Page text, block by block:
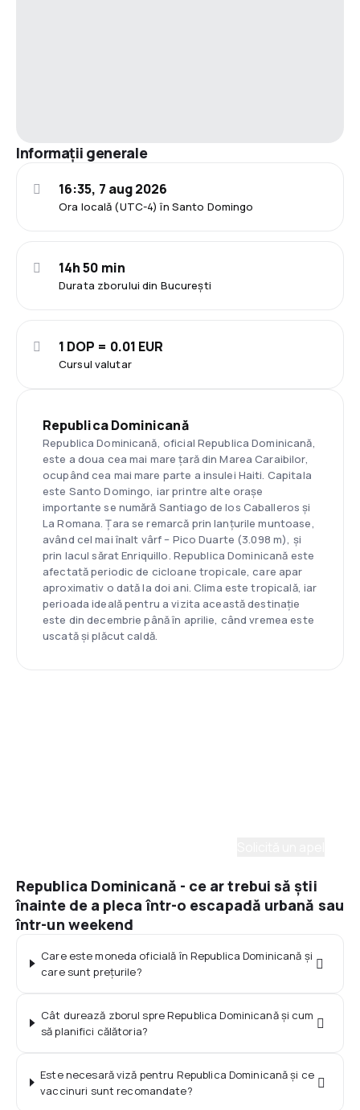
Informații generale
Ora locală (UTC-4) în Santo Domingo
16:35, 7 aug 2026
Durata zborului din București
14h 50 min
Cursul valutar
1 DOP = 0.01 EUR
Republica Dominicană
Republica Dominicană, oficial Republica Dominicană,
este a doua cea mai mare țară din Marea Caraibilor,
ocupând cea mai mare parte a insulei Haiti. Capitala
este Santo Domingo, iar printre alte orașe
importante se numără Santiago de los Caballeros și
La Romana. Țara se remarcă prin lanțurile muntoase,
având cel mai înalt vârf – Pico Duarte (3.098 m), și
prin lacul sărat Enriquillo. Republica Dominicană este
afectată periodic de cicloane tropicale, care apar
aproximativ o dată la doi ani. Clima este tropicală, iar
perioada ideală pentru a vizita această destinație
este din decembrie până în aprilie, când vremea este
uscată și plăcut caldă.
Republica Dominicană - ce ar trebui să știi
înainte de a pleca într-o escapadă urbană sau
într-un weekend
Care este moneda oficială în Republica Dominicană și
care sunt prețurile?
Cât durează zborul spre Republica Dominicană și cum
să planifici călătoria?
Este necesară viză pentru Republica Dominicană și ce
vaccinuri sunt recomandate?